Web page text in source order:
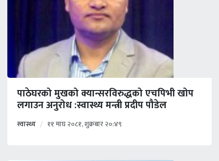
पाठेघरको मुखको क्यान्सरविरुद्धको एचपिभी खोप
लगाउन अनुरोध :स्वास्थ्य मन्त्री प्रदीप पौडेल
स्वास्थ्य ११ माघ २०८१, शुक्रबार २०:४९